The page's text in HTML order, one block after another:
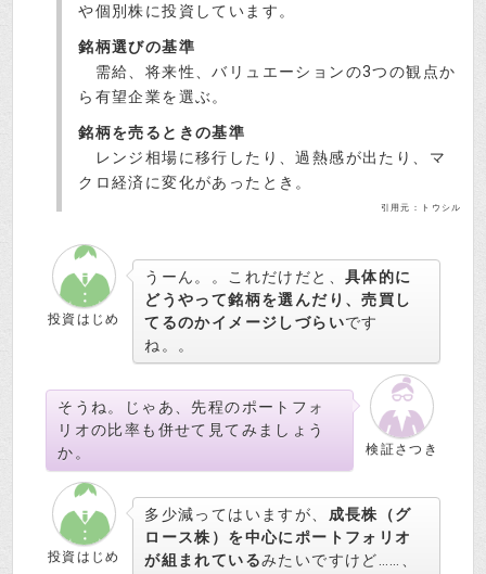
や個別株に投資しています。
銘柄選びの基準
需給、将来性、バリュエーションの3つの観点か
ら有望企業を選ぶ。
銘柄を売るときの基準
レンジ相場に移行したり、過熱感が出たり、マ
クロ経済に変化があったとき。
引用元：トウシル
投資はじめ
うーん。。これだけだと、具体的に
どうやって銘柄を選んだり、売買し
てるのかイメージしづらいです
ね。。
検証さつき
そうね。じゃあ、先程のポートフォ
リオの比率も併せて見てみましょう
か。
投資はじめ
多少減ってはいますが、 成長株（グ
ロース株）を中心にポートフォリオ
が組まれているみたいですけど……、